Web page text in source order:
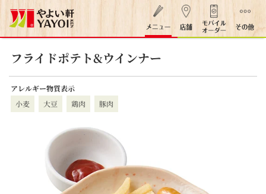
フライドポテト&ウインナー
アレルギー物質表示
小麦
大豆 鶏肉 豚肉